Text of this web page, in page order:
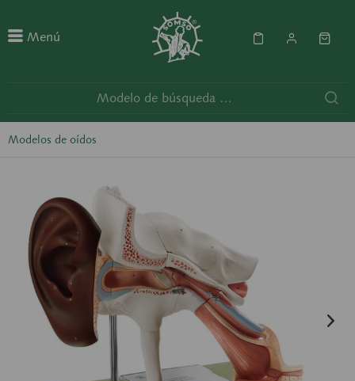
Menú
Modelos de oídos